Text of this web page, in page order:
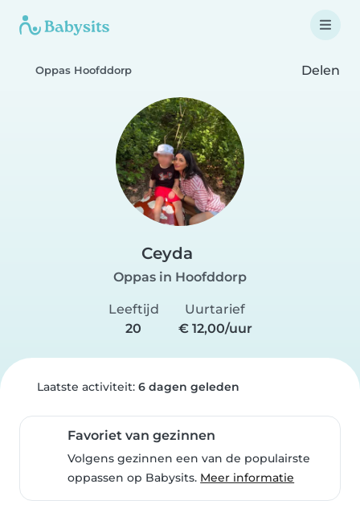
Oppas Hoofddorp Delen
Ceyda
Oppas in Hoofddorp
Leeftijd
20
Uurtarief
€ 12,00/uur
Laatste activiteit: 6 dagen geleden
Favoriet van gezinnen
Volgens gezinnen een van de populairste
oppassen op Babysits. Meer informatie